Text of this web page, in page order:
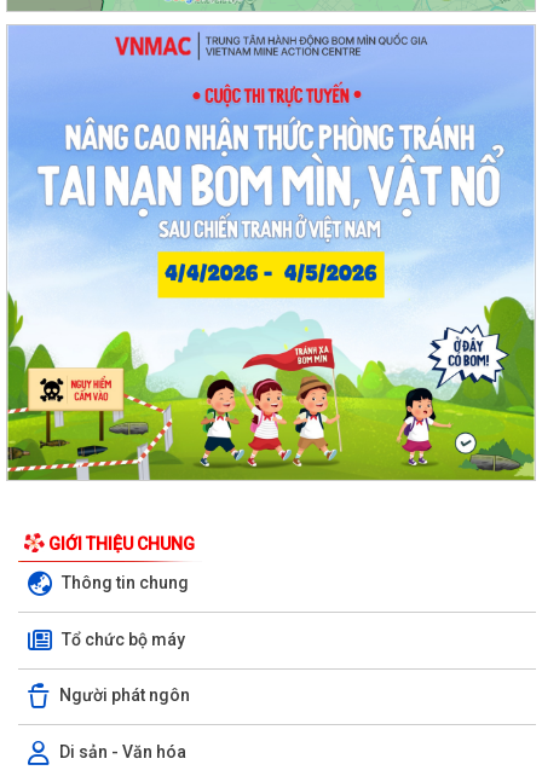
GIỚI THIỆU CHUNG
Thông tin chung
Tổ chức bộ máy
Người phát ngôn
Di sản - Văn hóa